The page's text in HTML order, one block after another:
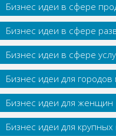
Бизнес идеи в сфере
Бизнес идеи в сфере
Бизнес идеи в сфере
Бизнес идеи для
Бизнес идеи для женщин
Бизнес идеи для крупных